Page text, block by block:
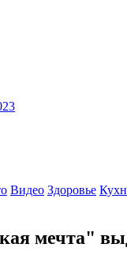
Видео Здоровье
мечта"